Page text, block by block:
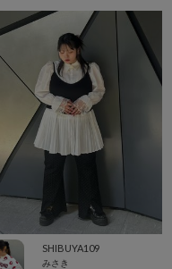
SHIBUYA109
みさき